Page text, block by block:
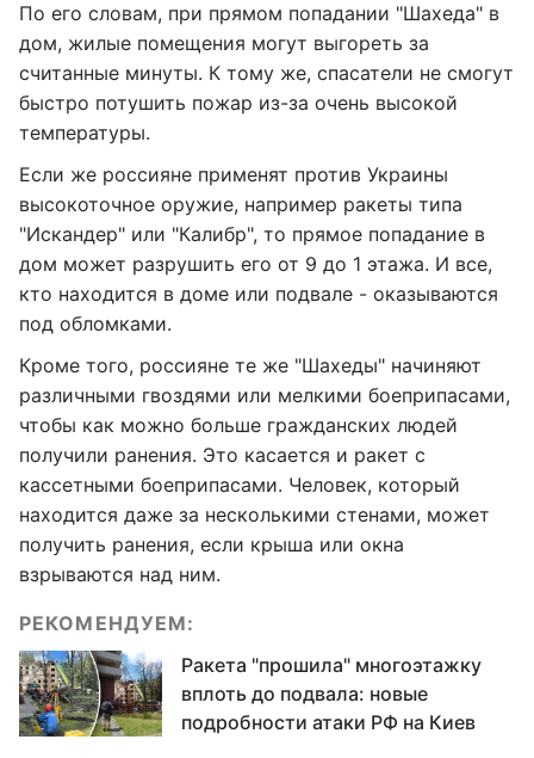
По его словам, при прямом попадании "Шахеда" в
дом, жилые помещения могут выгореть за
считанные минуты. К тому же, спасатели не смогут
быстро потушить пожар из-за очень высокой
температуры.
Если же россияне применят против Украины
высокоточное оружие, например ракеты типа
"Искандер" или "Калибр", то прямое попадание в
дом может разрушить его от 9 до 1 этажа. И все,
кто находится в доме или подвале - оказываются
под обломками.
Кроме того, россияне те же "Шахеды" начиняют
различными гвоздями или мелкими боеприпасами,
чтобы как можно больше гражданских людей
получили ранения. Это касается и ракет с
кассетными боеприпасами. Человек, который
находится даже за несколькими стенами, может
получить ранения, если крыша или окна
взрываются над ним.
РЕКОМЕНДУЕМ:
Ракета "прошила" многоэтажку
вплоть до подвала: новые
подробности атаки РФ на Киев